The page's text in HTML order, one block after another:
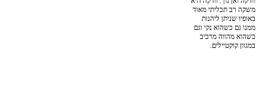
משקה רב תכליתי מאוד
באופיו שניתן ליהנות
ממנו גם כשהוא נקי וגם
כשהוא מהווה מרכיב
במגוון קוקטיילים.